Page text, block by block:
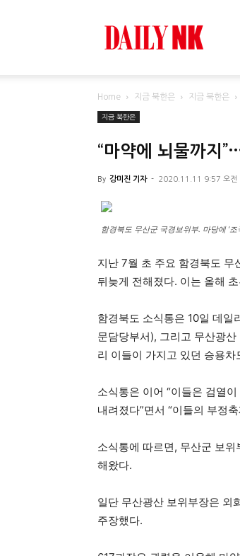
Home 지금 북한은 지금 북한은
지금 북한은
“마약에 뇌물까지
By 강미진 기자 - 2020.11.11 9:57 오전
함경북도 무산군 국경보위부. 마당에 ‘
지난 7월 초 주요 함경북도
뒤늦게 전해졌다. 이는 올해
함경북도 소식통은 10일 데일
문담당부서), 그리고 무산광
리 이들이 가지고 있던 승용
소식통은 이어 “이들은 검열
내려졌다”면서 “이들의 부정
소식통에 따르면, 무산군 보
해왔다.
일단 무산광산 보위부장은 외
주장했다.